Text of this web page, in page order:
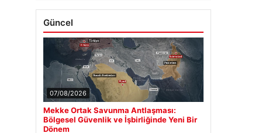
Güncel
07/08/2026
Mekke Ortak Savunma Antlaşması:
Bölgesel Güvenlik ve İşbirliğinde Yeni Bir
Dönem